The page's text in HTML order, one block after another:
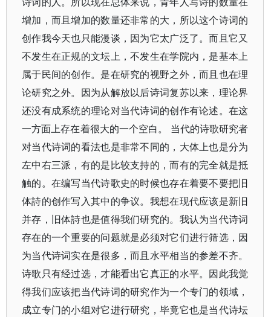
增加，而且增加的数量还非常的大，所以这个诗词的
创作我今天也只能漫谈，因为它太广泛了。而且它又
不发生在正规的文坛上，不发生在学院内，是基本上
属于民间的创作。是在研究的视野之外，而且也在理
论研究之外。因为从解放以后诗词复苏以来，理论界
还没有成系统的理论对当代诗词的创作有论述。在这
一方面上存在着很大的一个空白。 当代的诗歌研究者
对当代诗词的看法也是非常不同的，大体上也是分为
左中右三派，有的是比较支持的，而有的完全就是抵
触的。在编写当代诗歌史的时候也存在着要不要把旧
体詩的创作写入其中的争议。我想在现代应该是新旧
并存，旧体詩也是值得我们研究的。我认为当代诗词
存在的一个重要的问题就是必须对它们进行筛选，因
为当代诗词实在是很多，而且水平相当的参差不齐。
诗歌只有经过选，才能看出它真正的水平。因此我觉
得我们应该把当代诗词的研究作为一个专门的领域，
成立专门的小组对它进行研究，毕竟它也是当代诗坛